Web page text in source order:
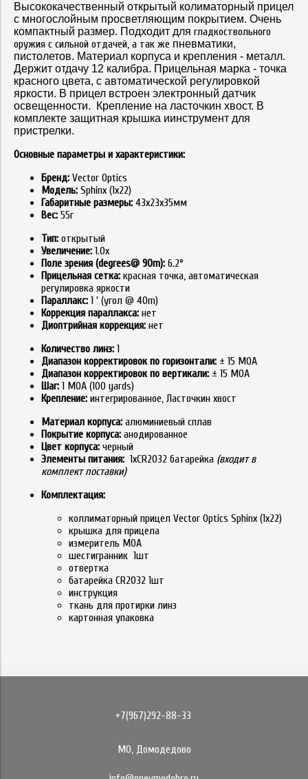
Высококачественный открытый колиматорный прицел
с многослойным просветляющим покрытием. Очень
компактный размер. Подходит для гладкоствольного
оружия с сильной отдачей, а так же пневматики,
пистолетов. Материал корпуса и крепления - металл.
Держит отдачу 12 калибра. Прицельная марка - точка
красного цвета, с автоматической регулировкой
яркости. В прицел встроен электронный датчик
освещенности. Крепление на ласточкин хвост. В
комплекте защитная крышка иинструмент для
пристрелки.
Основные параметры и характеристики:
Бренд: Vector Optics
Модель: Sphinx (1x22)
Габаритные размеры: 43х23х35мм
Вес: 55г
Тип: открытый
Увеличение: 1.0х
Поле зрения (degrees@ 90m): 6.2°
Прицельная сетка: красная точка, автоматическая
регулировка яркости
Параллакс: 1 ' (угол @ 40m)
Коррекция параллакса: нет
Диоптрийная коррекция: нет
Количество линз: 1
Диапазон корректировок по горизонтали: ± 15 MOA
Диапазон корректировок по вертикали: ± 15 MOA
Шаг: 1 МОА (100 yards)
Крепление: интегрированное, Ласточкин хвост
Материал корпуса: алюминиевый сплав
Покрытие корпуса: анодированное
Цвет корпуса: черный
Элементы питания: 1хCR2032 батарейка (входит в
комплект поставки)
Комплектация:
коллиматорный прицел Vector Optics Sphinx (1x22)
крышка для прицела
измеритель MOA
шестигранник 1шт
отвертка
батарейка CR2032 1шт
инструкция
ткань для протирки линз
картонная упаковка
+7(967)292-88-33
МО, Домодедово